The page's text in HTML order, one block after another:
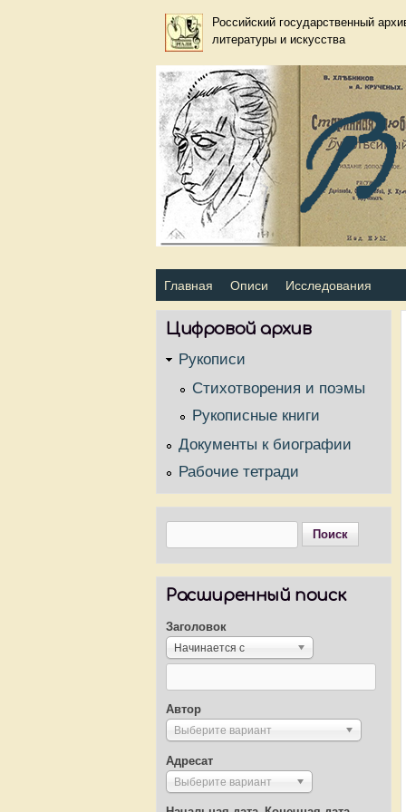
Российский государственный
литературы и искусства
Primary_tsvetaeva for
Главная Описи Исследования
Цифровой архив
Рукописи
Стихотворения и поэмы
Рукописные книги
Документы к биографии
Рабочие тетради
Форма поиска
Расширенный поиск
Заголовок
Начинается с
Автор
Выберите вариант
Адресат
Выберите вариант